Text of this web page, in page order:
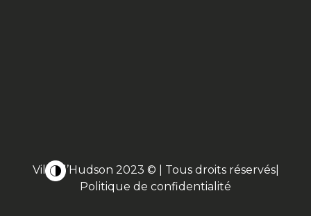
Ville d’Hudson 2023 © | Tous droits réservés|
Politique de confidentialité